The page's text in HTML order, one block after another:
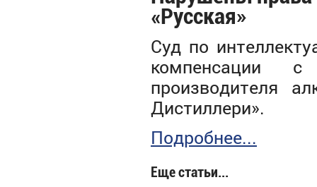
«Русская»
Суд по
компенсации с
производителя
Дистиллери».
Подробнее...
Еще статьи...